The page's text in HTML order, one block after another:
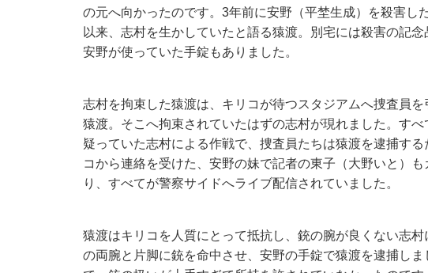
の元へ向かったのです。3年前に安野（平埜生成）を殺害し
以来、志村を生かしていたと語る猿渡。別宅には殺害の記
安野が使っていた手錠もありました。
志村を拘束した猿渡は、キリコが待つスタジアムへ捜査員
猿渡。そこへ拘束されていたはずの志村が現れました。す
疑っていた志村による作戦で、捜査員たちは猿渡を逮捕す
コから連絡を受けた、安野の妹で記者の東子（大野いと）
り、すべてが警察サイドへライブ配信されていました。
猿渡はキリコを人質にとって抵抗し、銃の腕が良くない志
の両腕と片脚に銃を命中させ、安野の手錠で猿渡を逮捕し